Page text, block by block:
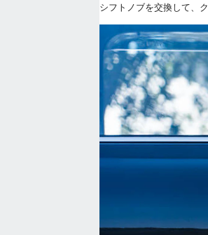
シフトノブを交換して、